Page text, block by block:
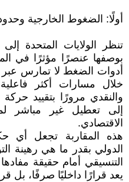
أولًا: الضغوط الخارجية
تنظر الولايات المتحدة
بوصفها عنصرًا مؤثرًا في
أدوات الضغط لا تمارس
خلال مسارات أكثر
والنقدي مرورًا بتقييد
إلى تعطيل غير مباشر
الاقتصادي.
هذه المقاربة تجعل أي
الدولي بقدر ما هي رهينة
التنسيقي أمام حقيقة
يعد قرارًا داخليًا صرفًا، بل